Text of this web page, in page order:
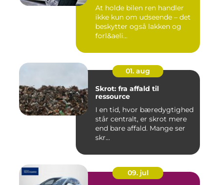
At holde bilen ren handler
ikke kun om udseende – det
beskytter også lakken og
forl&aeli...
01. aug
Skrot: fra affald til
ressource
I en tid, hvor bæredygtighed
står centralt, er skrot mere
end bare affald. Mange ser
skr...
09. jul